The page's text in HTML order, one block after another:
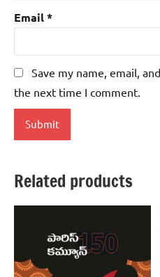
Email*
Save my name, email,
the next time I comment.
Related products